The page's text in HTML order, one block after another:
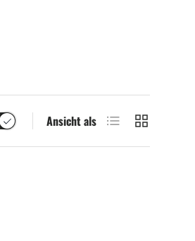
Ansicht als ProduktlisteProduktraster